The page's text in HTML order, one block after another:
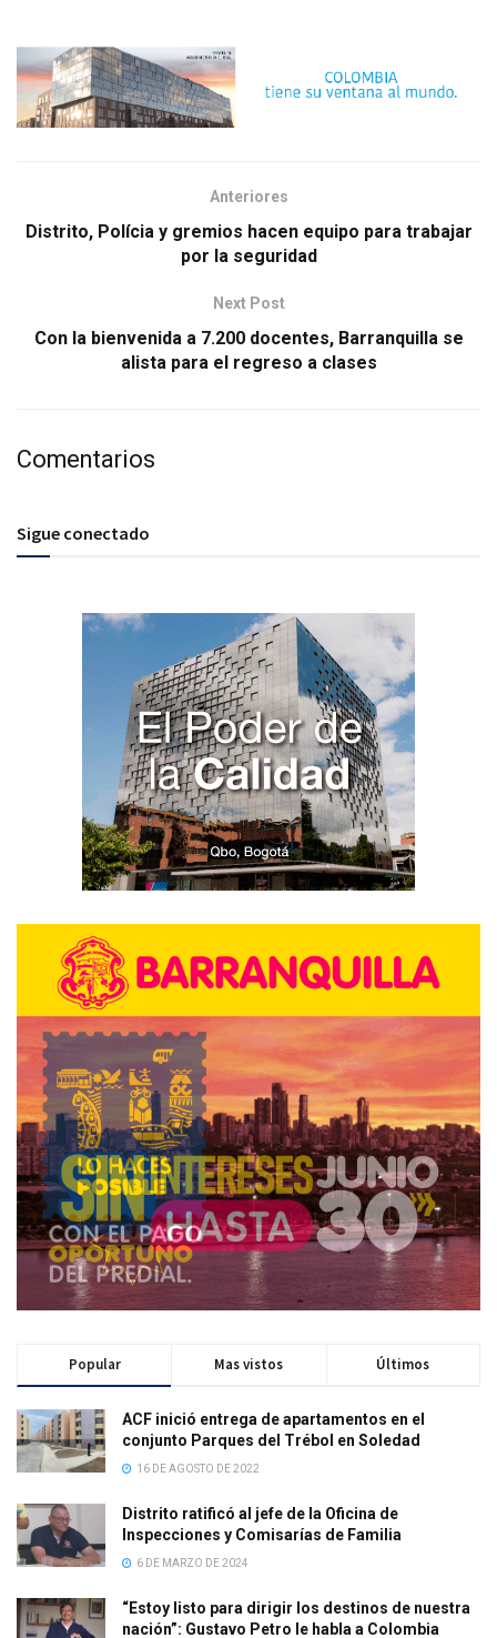
Anteriores
Distrito, Polícia y gremios hacen equipo para trabajar
por la seguridad
Next Post
Con la bienvenida a 7.200 docentes, Barranquilla se
alista para el regreso a clases
Comentarios
Sigue conectado
Popular Mas vistos Últimos
ACF inició entrega de apartamentos en el
conjunto Parques del Trébol en Soledad
16 DE AGOSTO DE 2022
Distrito ratificó al jefe de la Oficina de
Inspecciones y Comisarías de Familia
6 DE MARZO DE 2024
“Estoy listo para dirigir los destinos de nuestra
nación”: Gustavo Petro le habla a Colombia